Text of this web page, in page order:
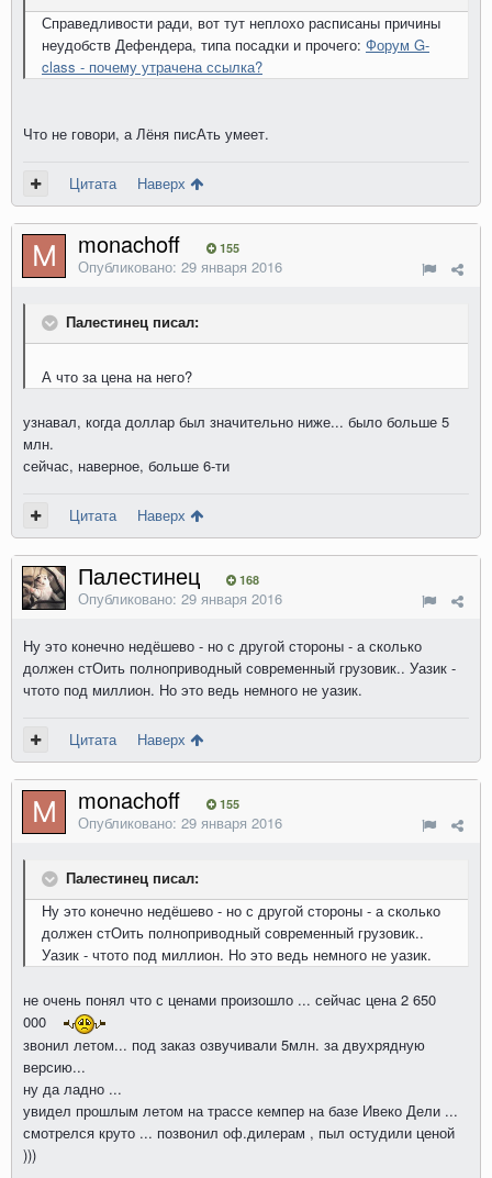
Справедливости ради, вот тут неплохо расписаны причины
неудобств Дефендера, типа посадки и прочего: Форум G-
class - почему утрачена ссылка?
Что не говори, а Лёня писАть умеет.
Цитата Наверх
monachoff 155
Опубликовано: 29 января 2016
Палестинец писал:
А что за цена на него?
узнавал, когда доллар был значительно ниже... было больше 5
млн.
сейчас, наверное, больше 6-ти
Цитата Наверх
Палестинец 168
Опубликовано: 29 января 2016
Ну это конечно недёшево - но с другой стороны - а сколько
должен стОить полноприводный современный грузовик.. Уазик -
чтото под миллион. Но это ведь немного не уазик.
Цитата Наверх
monachoff 155
Опубликовано: 29 января 2016
Палестинец писал:
Ну это конечно недёшево - но с другой стороны - а сколько
должен стОить полноприводный современный грузовик..
Уазик - чтото под миллион. Но это ведь немного не уазик.
не очень понял что с ценами произошло ... сейчас цена 2 650
000
звонил летом... под заказ озвучивали 5млн. за двухрядную
версию...
ну да ладно ...
увидел прошлым летом на трассе кемпер на базе Ивеко Дели ...
смотрелся круто ... позвонил оф.дилерам , пыл остудили ценой
)))